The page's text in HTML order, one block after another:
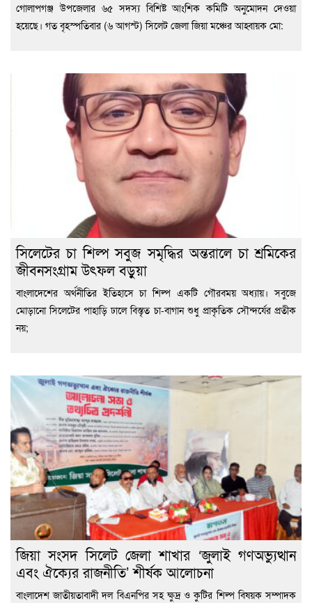
গোলাপগঞ্জ উপজেলার ৬৫ সদস্য বিশিষ্ট আংশিক কমিটি অনুমোদন দেওয়া
হয়েছে। গত বৃহস্পতিবার (৬ আগস্ট) সিলেট জেলা জিয়া মঞ্চের আহ্বায়ক মো:
সিলেটের চা শিল্প সবুজ সমৃদ্ধির অন্তরালে চা শ্রমিকের
জীবনসংগ্রাম উৎফল বড়ুয়া
বাংলাদেশের অর্থনীতির ইতিহাসে চা শিল্প একটি গৌরবময় অধ্যায়। সবুজে
মোড়ানো সিলেটের পাহাড়ি ঢালে বিস্তৃত চা-বাগান শুধু প্রাকৃতিক সৌন্দর্যের প্রতীক
নয়;
জিয়া সংসদ সিলেট জেলা শাখার ‘জুলাই গণঅভ্যুত্থান
এবং ঐক্যের রাজনীতি’ শীর্ষক আলোচনা
বাংলাদেশ জাতীয়তাবাদী দল বিএনপির সহ ক্ষুদ্র ও কুটির শিল্প বিষয়ক সম্পাদক